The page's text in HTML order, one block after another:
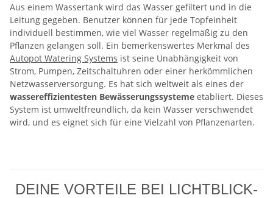
Aus einem Wassertank wird das Wasser gefiltert und in die
Leitung gegeben. Benutzer können für jede Topfeinheit
individuell bestimmen, wie viel Wasser regelmäßig zu den
Pflanzen gelangen soll​​. Ein bemerkenswertes Merkmal des
Autopot Watering Systems ist seine Unabhängigkeit von
Strom, Pumpen, Zeitschaltuhren oder einer herkömmlichen
Netzwasserversorgung. Es hat sich weltweit als eines der
wassereffizientesten Bewässerungssysteme etabliert. Dieses
System ist umweltfreundlich, da kein Wasser verschwendet
wird, und es eignet sich für eine Vielzahl von Pflanzenarten​​.
DEINE VORTEILE BEI LICHTBLICK-